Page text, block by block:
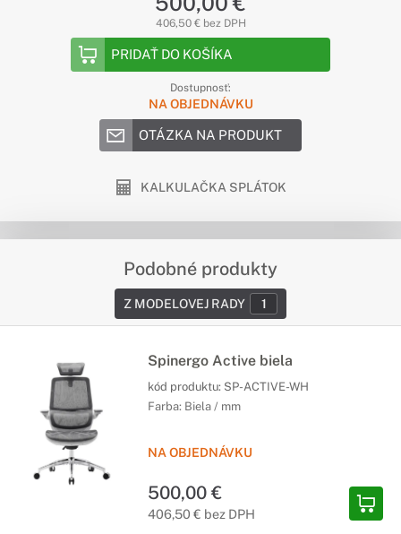
406,50 € bez DPH
PRIDAŤ DO KOŠÍKA
Dostupnosť:
NA OBJEDNÁVKU
OTÁZKA NA PRODUKT
KALKULAČKA SPLÁTOK
Podobné produkty
Z MODELOVEJ RADY 1
Spinergo Active biela
kód produktu: SP-ACTIVE-WH
Farba: Biela / mm
NA OBJEDNÁVKU
500,00 €
406,50 € bez DPH